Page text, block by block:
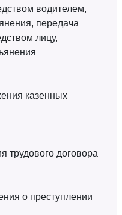
водителем,
передача
лицу,
казенных
трудового договора
о преступлении